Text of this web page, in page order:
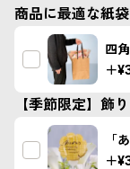
商品に最適な紙袋
四
＋
【季節限定】飾
「
＋